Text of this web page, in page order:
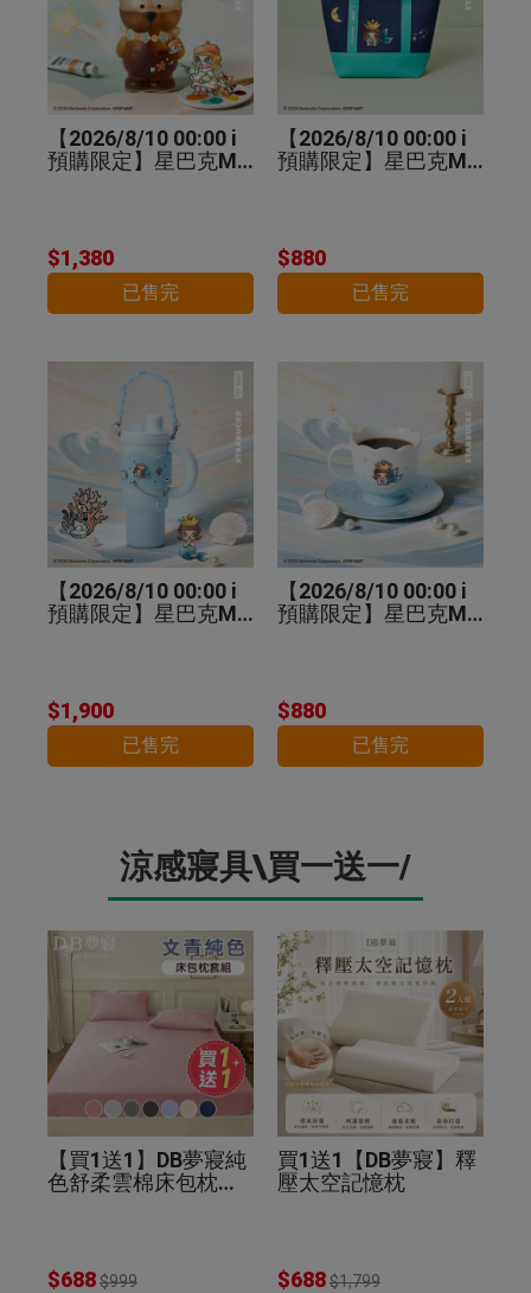
【2026/8/10 00:00 i
預購限定】星巴克MO
$1,380
已售完
【2026/8/10 00:00 i
預購限定】星巴克MO
$880
已售完
【2026/8/10 00:00 i
預購限定】星巴克MO
$1,900
已售完
【2026/8/10 00:00 i
預購限定】星巴克MO
$880
已售完
涼感寢具\買一送一/
【買1送1】DB夢寢純
色舒柔雲棉床包枕套
$688$999
買1送1【DB夢寢】釋
壓太空記憶枕
$688$1,799